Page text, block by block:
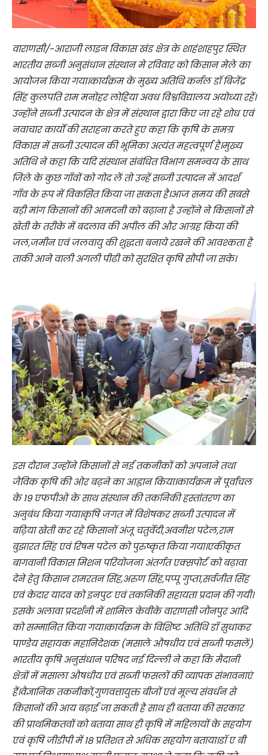
वाराणसी/-आराजी लाइन विकास खंड क्षेत्र के शाहंशाहपुर स्थित
भारतीय सब्जी अनुसंधान संस्थान मे रविवार को किसान मेले का
आयोजन किया गया।कार्यक्रम के मुख्य अतिथि कर्नल डॉ बिजेंद्र
सिंह कुलपति राम मनोहर लोहिया अवध विश्वविद्यालय अयोध्या रहें।
उन्होंने सब्जी उत्पादन के क्षेत्र में संस्थान द्वारा किए जा रहे शोध एवं
नवाचार कार्यों की सराहना करते हुए कहा कि कृषि के समग्र
विकास में सब्जी उत्पादन की भूमिका अत्यंत महत्वपूर्ण है।मुख्य
अतिथि ने कहा कि यदि संस्थान संबंधित विभाग समन्वय के साथ
जिले के कुछ गाँवों को गोद लें तो उन्हें सब्जी उत्पादन में आदर्श
गाँव के रूप में विकसित किया जा सकता है।आज समय की सबसे
बड़ी मांग किसानों की आमदनी को बढ़ाना है उन्होंने ने किसानों से
खेती के तरीके में बदलाव की अपील की और आग्रह किया की
जल,जमीन एवं जलवायु की शुद्धता बनाये रखने की आवश्कता है
ताकी आने वाली अगली पीढी को सुरक्षित कृषि सौपी जा सके।
इस दौरान उन्होंने किसानों से नई तकनीकों को अपनाने तथा
जैविक कृषि की ओर बढ़ने का आह्वान किया।कार्यक्रम में पूर्वांचल
के 19 एफपीओ के साथ संस्थान की तकनिकी हस्तांतरण का
अनुबंध किया गया।कृषि जगत में विशेषकर सब्जी उत्पादन में
बढ़िया खेती कर रहे किसानों अंजू चतुर्वेदी,अवनीश पटेल,राम
बुझारत सिंह एवं रिषम पटेल को पुरुष्कृत किया गया।एकीकृत
बागवानी विकास मिशन परियोजना अंतर्गत एक्सपोर्ट को बढ़ावा
देने हेतु किसान रामरतन सिंह,अरुण सिंह,पप्पू गुप्ता,सर्वजीत सिंह
एवं केदार यादव को इनपुट एवं तकनिकी सहायता प्रदान की गयी।
इसके अलावा प्रदर्शनी में शामिल केवीके वाराणसी जौनपुर आदि
को सम्मानित किया गया।कार्यक्रम के विशिष्ट अतिथि डॉ सुधाकर
पाण्डेय सहायक महानिदेशक (मसाले औषधीय एवं सब्जी फसलें)
भारतीय कृषि अनुसंधान परिषद नई दिल्ली ने कहा कि मैदानी
क्षेत्रों में मसाला औषधीय एवं सब्जी फसलों की व्यापक संभावनाएं
हैं।वैज्ञानिक तकनीकों,गुणवत्तायुक्त बीजों एवं मूल्य संवर्धन से
किसानों की आय बढ़ाई जा सकती है साथ ही बताया की सरकार
की प्राथमिकतवों को बताया साथ ही कृषि में महिलायों के सहयोग
एवं कृषि जीडीपी में 18 प्रतिशत से अधिक सहयोग बताया।डॉ ए बी